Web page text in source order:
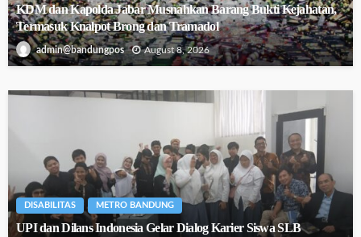
KDM dan Kapolda Jabar Musnahkan Barang Bukti Kejahatan,
Termasuk Knalpot Brong dan Tramadol
admin@bandungpos August 8, 2026
DISABILITAS METRO BANDUNG
UPI dan Dilans Indonesia Gelar Dialog Karier Siswa SLB